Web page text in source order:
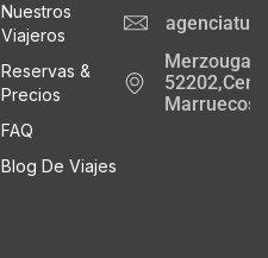
Nuestros
Viajeros
Reservas &
Precios
FAQ
Blog De Viajes
Merzouga
Marruecos